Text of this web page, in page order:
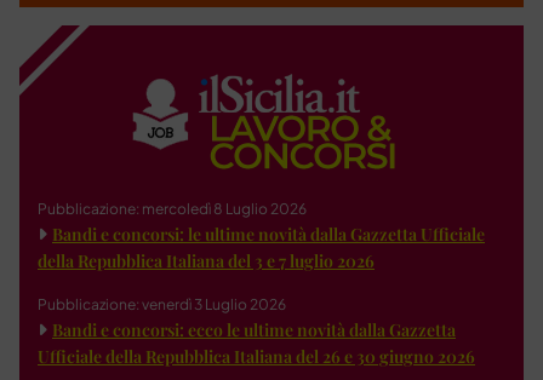
Pubblicazione: mercoledì 8 Luglio 2026
Bandi e concorsi: le ultime novità dalla Gazzetta Ufficiale
della Repubblica Italiana del 3 e 7 luglio 2026
Pubblicazione: venerdì 3 Luglio 2026
Bandi e concorsi: ecco le ultime novità dalla Gazzetta
Ufficiale della Repubblica Italiana del 26 e 30 giugno 2026